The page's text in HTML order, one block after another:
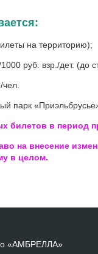
на территорию);
руб. взр./дет. (до
парк
билетов в период
на внесение
в целом.
«АМБРЕЛЛА»